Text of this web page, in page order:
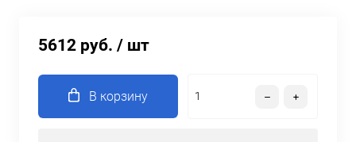
5612 руб. / шт
В корзину